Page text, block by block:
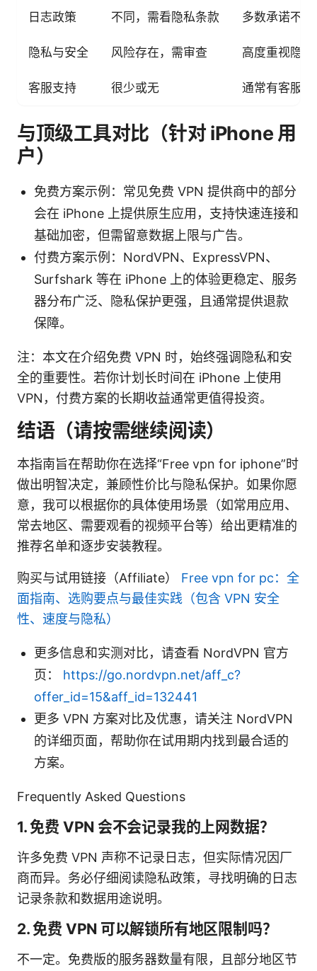
日志政策 不同，需看隐私条款 多数承诺不
隐私与安全 风险存在，需审查 高度重视隐
客服支持 很少或无 通常有客服
与顶级工具对比（针对 iPhone 用
户）
免费方案示例：常见免费 VPN 提供商中的部分
会在 iPhone 上提供原生应用，支持快速连接和
基础加密，但需留意数据上限与广告。
付费方案示例：NordVPN、ExpressVPN、
Surfshark 等在 iPhone 上的体验更稳定、服务
器分布广泛、隐私保护更强，且通常提供退款
保障。
注：本文在介绍免费 VPN 时，始终强调隐私和安
全的重要性。若你计划长时间在 iPhone 上使用
VPN，付费方案的长期收益通常更值得投资。
结语（请按需继续阅读）
本指南旨在帮助你在选择“Free vpn for iphone”时
做出明智决定，兼顾性价比与隐私保护。如果你愿
意，我可以根据你的具体使用场景（如常用应用、
常去地区、需要观看的视频平台等）给出更精准的
推荐名单和逐步安装教程。
购买与试用链接（Affiliate） Free vpn for pc：全
面指南、选购要点与最佳实践（包含 VPN 安全
性、速度与隐私）
更多信息和实测对比，请查看 NordVPN 官方
页： https://go.nordvpn.net/aff_c?
offer_id=15&aff_id=132441
更多 VPN 方案对比及优惠，请关注 NordVPN
的详细页面，帮助你在试用期内找到最合适的
方案。
Frequently Asked Questions
1. 免费 VPN 会不会记录我的上网数据？
许多免费 VPN 声称不记录日志，但实际情况因厂
商而异。务必仔细阅读隐私政策，寻找明确的日志
记录条款和数据用途说明。
2. 免费 VPN 可以解锁所有地区限制吗？
不一定。免费版的服务器数量有限，且部分地区节